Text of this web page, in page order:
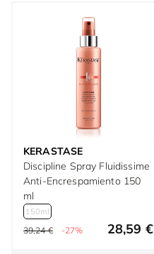
KERASTASE
Discipline Spray Fluidissime
Anti-Encrespamiento 150
ml
150ml
39,24 € -27% 28,59 €